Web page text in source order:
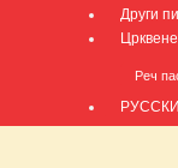
Други
Реч